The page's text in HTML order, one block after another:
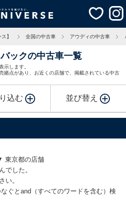
】 全国の中古車 アウディの中古車
ックの中古車一覧
示します。
拠点があり、お近くの店舗で、掲載されている中古
込む 並び替え
東京都の店舗
でした。
い。
ぐとand（すべてのワードを含む）検